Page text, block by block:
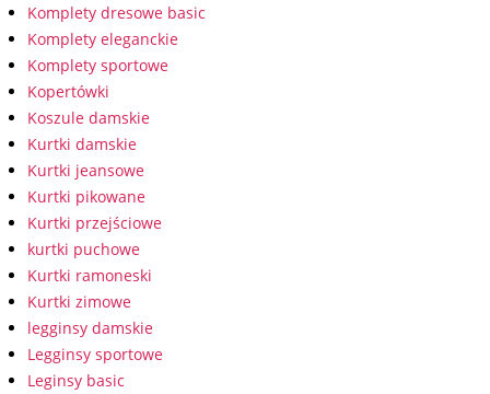
Komplety dresowe basic
Komplety eleganckie
Komplety sportowe
Kopertówki
Koszule damskie
Kurtki damskie
Kurtki jeansowe
Kurtki pikowane
Kurtki przejściowe
kurtki puchowe
Kurtki ramoneski
Kurtki zimowe
legginsy damskie
Legginsy sportowe
Leginsy basic